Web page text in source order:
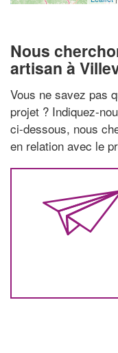
Nous
artisan à
Vous ne savez pas
projet ? Indiquez-
ci-dessous, nous
en relation avec le